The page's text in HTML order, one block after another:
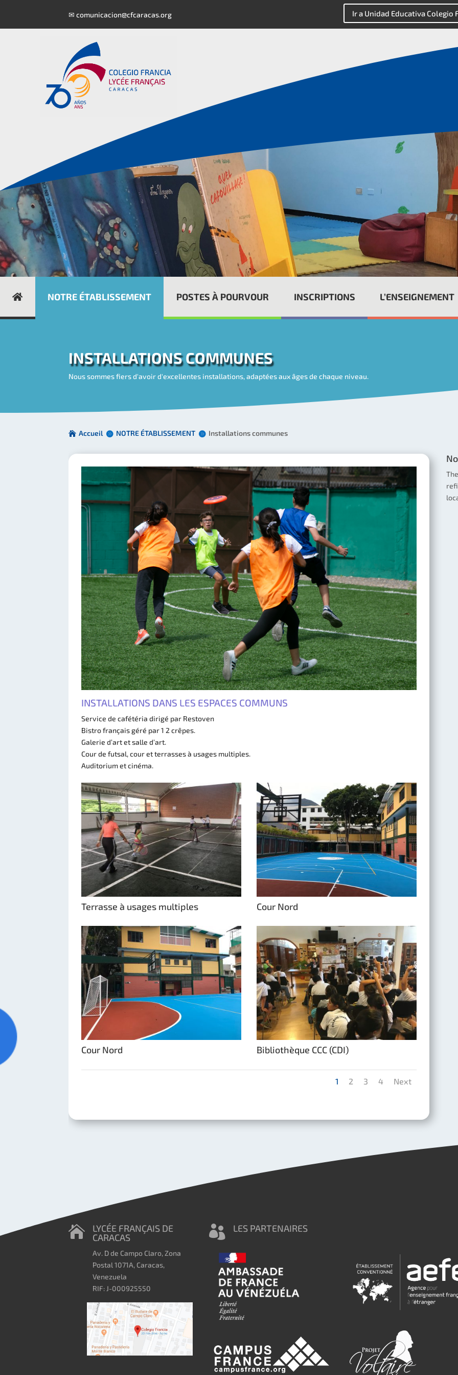
✉comunicacion@cfcaracas.org Ir a Unidad Educativa Colegio
NOTRE ÉTABLISSEMENT POSTES À POURVOUR INSCRIPTIONS L’ENSEIGNEMENT
INSTALLATIONS COMMUNES
Nous sommes fiers d'avoir d'excellentes installations, adaptées aux âges de chaque niveau.
Accueil NOTRE ÉTABLISSEMENT Installations communes
INSTALLATIONS DANS LES ESPACES COMMUNS
Service de cafétéria dirigé par Restoven
Bistro français géré par 1 2 crêpes.
Galerie d’art et salle d’art.
Cour de futsal, cour et terrasses à usages multiples.
Auditorium et cinéma.
Terrasse à usages multiples Cour Nord
Cour Nord Bibliothèque CCC (CDI)
1 2 3 4 Next

LYCÉE FRANÇAIS DE
CARACAS
Av. D de Campo Claro, Zona
Postal 1071A, Caracas,
Venezuela
RIF: J-000925550
 LES PARTENAIRES